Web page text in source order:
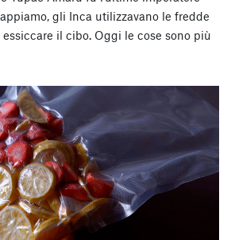
gli Inca utilizzavano le fredde
il cibo. Oggi le cose sono più